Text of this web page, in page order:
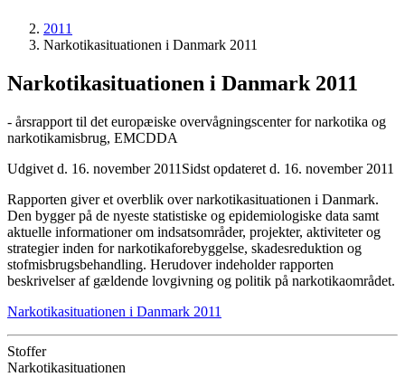
2011
Narkotika­situationen i Danmark 2011
Narkotika­situationen i Danmark 2011
- årsrapport til det europæiske overvågningscenter for narkotika og
narkotikamisbrug, EMCDDA
Udgivet d. 16. november 2011 Sidst opdateret d. 16. november 2011
Rapporten giver et overblik over narkotikasituationen i Danmark.
Den bygger på de nyeste statistiske og epidemiologiske data samt
aktuelle informationer om indsatsområder, projekter, aktiviteter og
strategier inden for narkotikaforebyggelse, skadesreduktion og
stofmisbrugsbehandling. Herudover indeholder rapporten
beskrivelser af gældende lovgivning og politik på narkotikaområdet.
Narkotikasituationen i Danmark 2011
Stoffer
Narkotikasituationen